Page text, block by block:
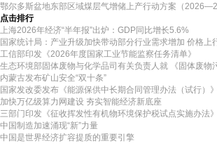
鄂尔多斯盆地东部区域煤层气增储上产行动方案（
点击排行
上海2026年经济“半年报”出炉：GDP同比增长5.6%
国家统计局：产业升级加快带动部分行业需求增加 价格上
工信部印发《2026年度国家工业节能监察任务清单》
生态环境部固体废物与化学品司有关负责人就 《固体废物
内蒙古发布矿山安全“双十条”
国家发改委发布《能源保供中长期合同管理办法（试行）
加快万亿级算力网建设 夯实智能经济新底座
三部门印发《征收挥发性有机物环境保护税试点实施办法》
中国制造加速涌现“新”力量
中国是世界经济扩容提质的重要引擎